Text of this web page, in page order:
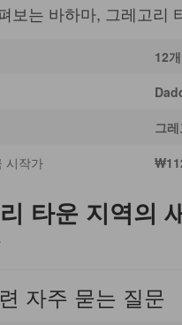
보는 바하마, 그레고리
12개
그
시작가
타운 지역의
자주 묻는 질문